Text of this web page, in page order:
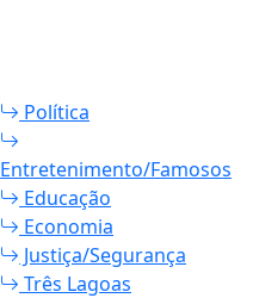
Política
Entretenimento/Famosos
Educação
Economia
Justiça/Segurança
Três Lagoas